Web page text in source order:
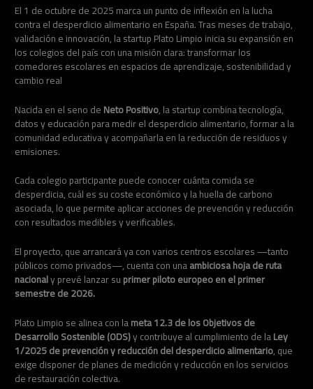
El 1 de octubre de 2025 marca un punto de inflexión en la lucha
contra el desperdicio alimentario en España. Tras meses de trabajo,
validación e innovación, la startup Plato Limpio inicia su expansión en
los colegios del país con una misión clara: transformar los
comedores escolares en espacios de aprendizaje, sostenibilidad y
cambio real
Nacida en el seno deNeto Positivo, la startup combina tecnología,
datos y educación para medir el desperdicio alimentario, formar a la
comunidad educativa y acompañarla en la reducción de residuos y
emisiones.
Cada colegio participante puede conocer cuánta comida se
desperdicia, cuál es su coste económico y la huella de carbono
asociada, lo que permite aplicar acciones de prevención y reducción
con resultados medibles y verificables.
El proyecto, que arrancará ya con varios centros escolares —tanto
públicos como privados—, cuenta con unaambiciosa hoja de ruta
nacionaly prevé lanzar suprimer piloto europeo en el primer
semestre de 2026.
Plato Limpio se alinea con lameta 12.3 de los Objetivos de
Desarrollo Sostenible (ODS)y contribuye al cumplimiento de laLey
1/2025 de prevención y reducción del desperdicio alimentario, que
exige disponer de planes de medición y reducción en los servicios
de restauración colectiva.